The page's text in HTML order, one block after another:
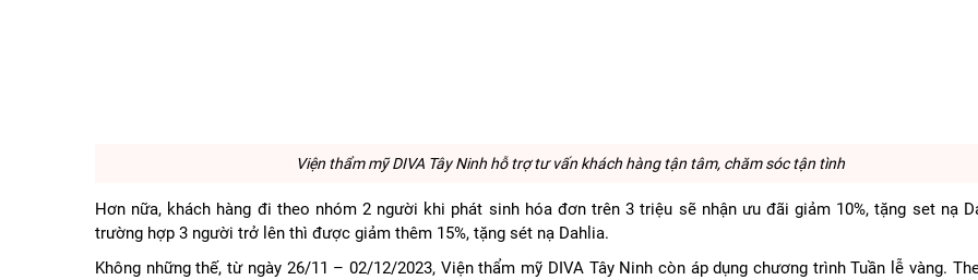
Viện thẩm mỹ DIVA Tây Ninh hỗ trợ tư vấn khách hàng tận tâm, chăm sóc tận tình
Hơn nữa, khách hàng đi theo nhóm 2 người khi phát sinh hóa đơn trên 3 triệu sẽ nhận ưu đãi giảm 10%, tặng set nạ
trường hợp 3 người trở lên thì được giảm thêm 15%, tặng sét nạ Dahlia.
Không những thế, từ ngày 26/11 – 02/12/2023, Viện thẩm mỹ DIVA Tây Ninh còn áp dụng chương trình Tuần lễ vàng.